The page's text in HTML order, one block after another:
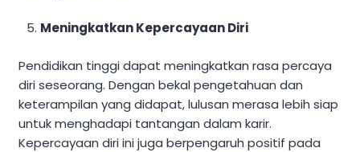
Meningkatkan Kepercayaan Diri
Pendidikan tinggi dapat meningkatkan rasa percaya
diri seseorang. Dengan bekal pengetahuan dan
keterampilan yang didapat, lulusan merasa lebih siap
untuk menghadapi tantangan dalam karir.
Kepercayaan diri ini juga berpengaruh positif pada